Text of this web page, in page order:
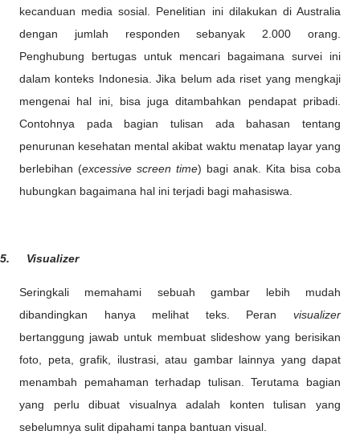
kecanduan media sosial. Penelitian ini dilakukan di Australia
dengan jumlah responden sebanyak 2.000 orang.
Penghubung bertugas untuk mencari bagaimana survei ini
dalam konteks Indonesia. Jika belum ada riset yang mengkaji
mengenai hal ini, bisa juga ditambahkan pendapat pribadi.
Contohnya pada bagian tulisan ada bahasan tentang
penurunan kesehatan mental akibat waktu menatap layar yang
berlebihan (excessive screen time) bagi anak. Kita bisa coba
hubungkan bagaimana hal ini terjadi bagi mahasiswa.
5. Visualizer
Seringkali memahami sebuah gambar lebih mudah
dibandingkan hanya melihat teks. Peran visualizer
bertanggung jawab untuk membuat slideshow yang berisikan
foto, peta, grafik, ilustrasi, atau gambar lainnya yang dapat
menambah pemahaman terhadap tulisan. Terutama bagian
yang perlu dibuat visualnya adalah konten tulisan yang
sebelumnya sulit dipahami tanpa bantuan visual.